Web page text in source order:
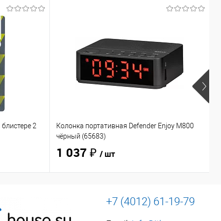
2
Колонка портативная Defender Enjoy M800
чёрный (65683)
1 037 ₽ / шт
+7 (4012) 61-19-79